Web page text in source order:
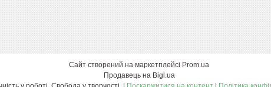
Сайт створений на маркетплейсі Prom.ua
Продавець на Bigl.ua